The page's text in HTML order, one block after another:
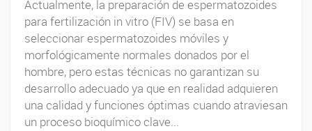
Actualmente, la preparación de espermatozoides
para fertilización in vitro (FIV) se basa en
seleccionar espermatozoides móviles y
morfológicamente normales donados por el
hombre, pero estas técnicas no garantizan su
desarrollo adecuado ya que en realidad adquieren
una calidad y funciones óptimas cuando atraviesan
un proceso bioquímico clave...